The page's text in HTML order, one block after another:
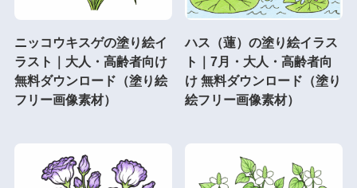
ニッコウキスゲの塗り絵イ
ラスト｜大人・高齢者向け
無料ダウンロード（塗り絵
フリー画像素材）
ハス（蓮）の塗り絵イラス
ト｜7月・大人・高齢者向
け 無料ダウンロード（塗り
絵フリー画像素材）